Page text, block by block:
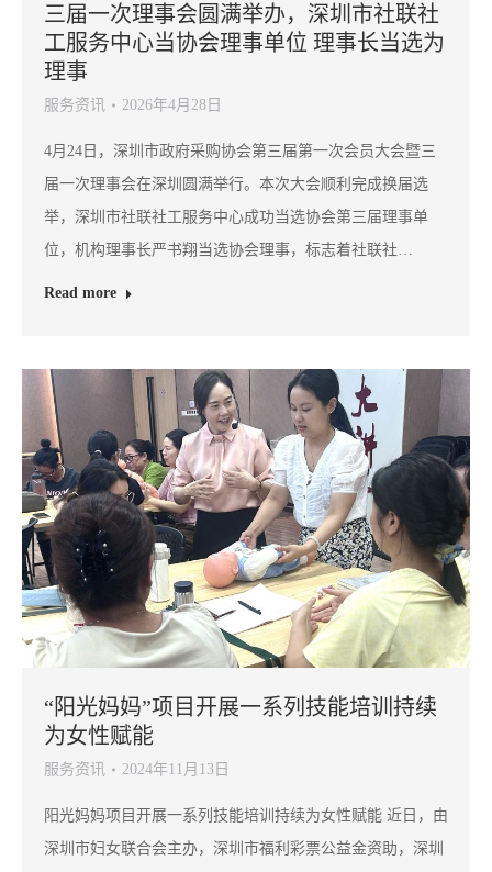
三届一次理事会圆满举办，深圳市社联社
工服务中心当协会理事单位 理事长当选为
理事
服务资讯 2026年4月28日
4月24日，深圳市政府采购协会第三届第一次会员大会暨三
届一次理事会在深圳圆满举行。本次大会顺利完成换届选
举，深圳市社联社工服务中心成功当选协会第三届理事单
位，机构理事长严书翔当选协会理事，标志着社联社…
Read more
“阳光妈妈”项目开展一系列技能培训持续
为女性赋能
服务资讯 2024年11月13日
阳光妈妈项目开展一系列技能培训持续为女性赋能 近日，由
深圳市妇女联合会主办，深圳市福利彩票公益金资助，深圳